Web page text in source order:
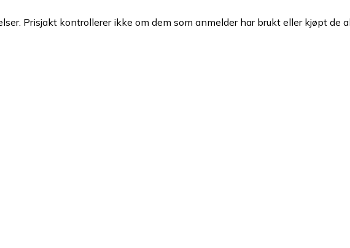
Prisjakt kontrollerer ikke om dem som anmelder har brukt eller kjøpt de